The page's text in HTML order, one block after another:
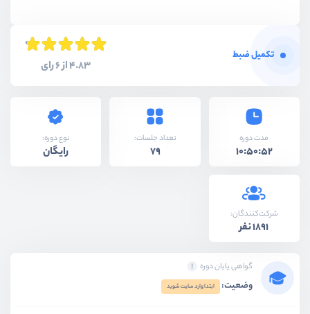
تکمیل ضبط
4.83 از 6 رای
مدت دوره
10:50:52
تعداد جلسات:
79
نوع دوره:
رایگان
شرکت‌کنندگان:
1891 نفر
گواهی پایان دوره
وضعیت: ابتدا وارد سایت شوید